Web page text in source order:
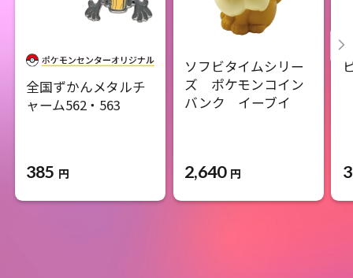
全国ずかんメタルチ
ャーム562・563
385 円
ソフビタイムシリー
ズ ポケモンコイン
バンク イーブイ
2,640 円